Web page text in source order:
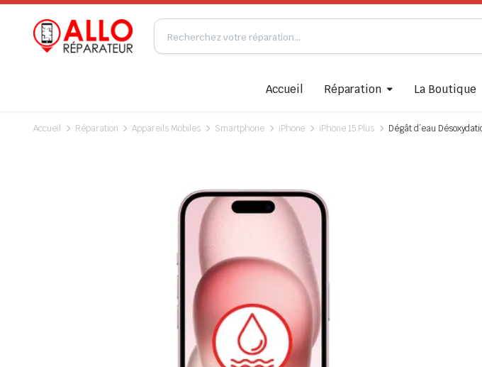
Accueil Réparation La Boutique
Accueil Réparation Appareils Mobiles Smartphone iPhone iPhone 15 Plus Dégât d’eau